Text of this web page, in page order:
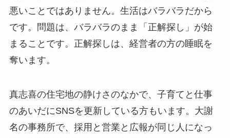
悪いことではありません。生活はバラバラだから
です。問題は、バラバラのまま「正解探し」が始
まることです。正解探しは、経営者の方の睡眠を
奪います。
真志喜の住宅地の静けさのなかで、子育てと仕事
のあいだにSNSを更新している方もいます。大謝
名の事務所で、採用と営業と広報が同じ人になっ